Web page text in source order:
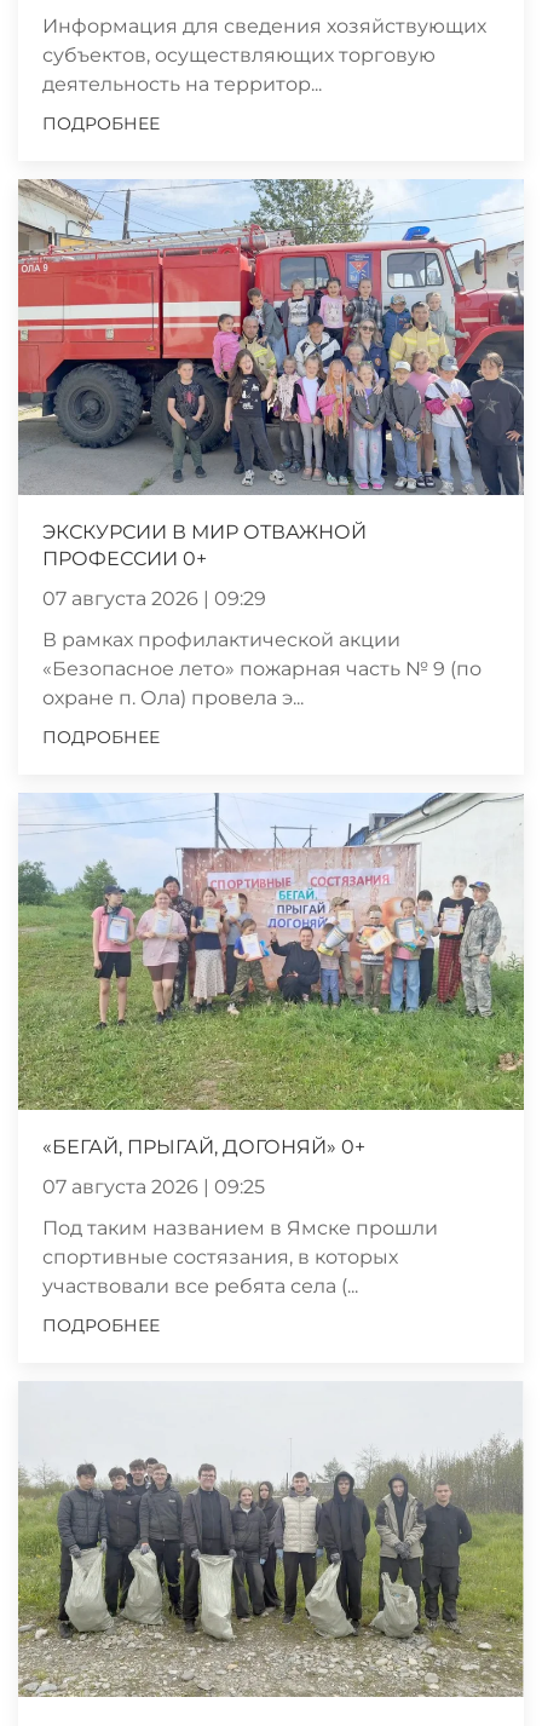
Информация для сведения хозяйствующих
субъектов, осуществляющих торговую
деятельность на территор...
ПОДРОБНЕЕ
ЭКСКУРСИИ В МИР ОТВАЖНОЙ
ПРОФЕССИИ 0+
07 августа 2026 | 09:29
В рамках профилактической акции
«Безопасное лето» пожарная часть № 9 (по
охране п. Ола) провела э...
ПОДРОБНЕЕ
«БЕГАЙ, ПРЫГАЙ, ДОГОНЯЙ» 0+
07 августа 2026 | 09:25
Под таким названием в Ямске прошли
спортивные состязания, в которых
участвовали все ребята села (...
ПОДРОБНЕЕ